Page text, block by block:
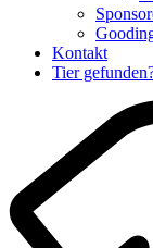
Kontakt
Tier